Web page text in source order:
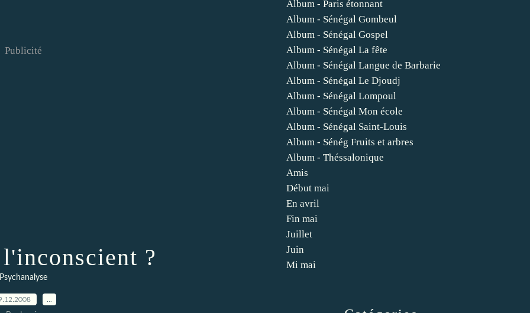
Publicité
?
Album - Paris étonnant
Album - Sénégal Gombeul
Album - Sénégal Gospel
Album - Sénégal La fête
Album - Sénégal Langue de Barbarie
Album - Sénégal Le Djoudj
Album - Sénégal Lompoul
Album - Sénégal Mon école
Album - Sénégal Saint-Louis
Album - Sénég Fruits et arbres
Album - Théssalonique
Amis
Début mai
En avril
Fin mai
Juillet
Juin
Mi mai